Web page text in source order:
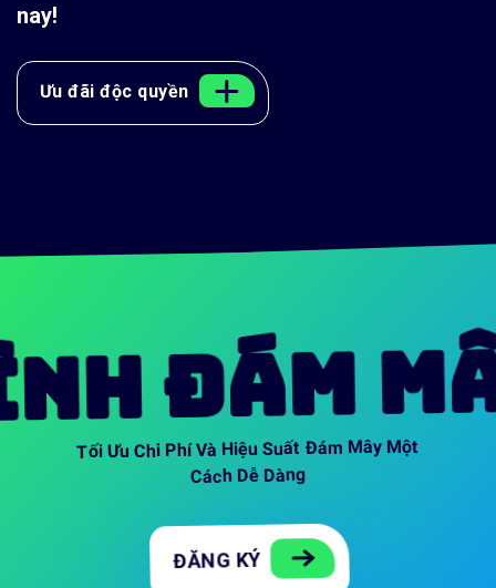
nay!
Ưu đãi độc quyền
MÂY
Tối Ưu Chi Phí Và Hiệu Suất Đám Mây Một
Cách Dễ Dàng
ĐĂNG KÝ